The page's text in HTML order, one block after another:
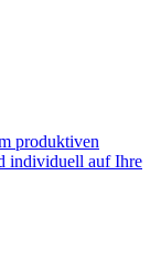
produktiven
individuell auf Ihre